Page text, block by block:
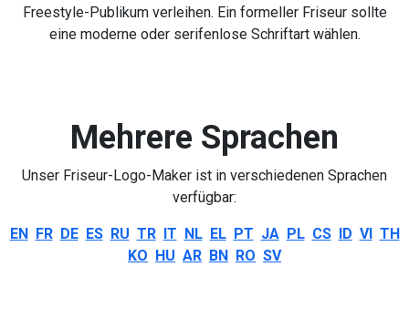
Freestyle-Publikum verleihen. Ein formeller Friseur sollte
eine moderne oder serifenlose Schriftart wählen.
Mehrere Sprachen
Unser Friseur-Logo-Maker ist in verschiedenen Sprachen
verfügbar:
EN FR DE ES RU TR IT NL EL PT JA PL CS ID VI TH
KO HU AR BN RO SV